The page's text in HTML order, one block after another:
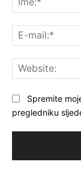
Spremite
pregledniku